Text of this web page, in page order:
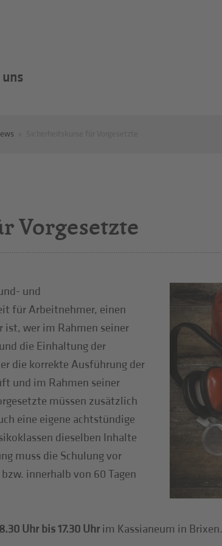
Vorgesetzte
und
für Arbeitnehmer, einen
ist, wer im Rahmen seiner
die Einhaltung der
die korrekte Ausführung der
und im Rahmen seiner
müssen zusätzlich
eine eigene achtstündige
dieselben Inhalte
muss die Schulung vor
innerhalb von 60 Tagen
Uhr bis 17.30 Uhrim Kassianeum in Brixen.